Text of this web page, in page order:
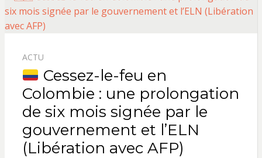
ACTU
Cessez-le-feu en
Colombie : une prolongation
de six mois signée par le
gouvernement et l’ELN
(Libération avec AFP)